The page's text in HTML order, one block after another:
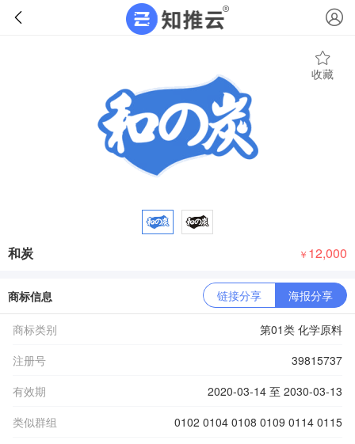
收藏
和炭 ￥ 12,000
商标信息 链接分享 海报分享
商标类别
第01类 化学原料
注册号
39815737
有效期
2020-03-14 至 2030-03-13
类似群组
0102 0104 0108 0109 0114 0115